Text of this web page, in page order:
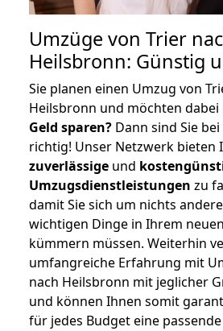
Umzüge von Trier
Heilsbronn: Günstig
Sie planen einen Umzug von
Heilsbronn und möchten
Geld sparen? Dann sind Sie
richtig! Unser Netzwerk bieten
zuverlässige und
Umzugsdienstleistungen zu
damit Sie sich um nichts
wichtigen Dinge in Ihrem
kümmern müssen. Weiterhin
umfangreiche Erfahrung mit
nach Heilsbronn mit jeglicher
und können Ihnen somit
für jedes Budget eine